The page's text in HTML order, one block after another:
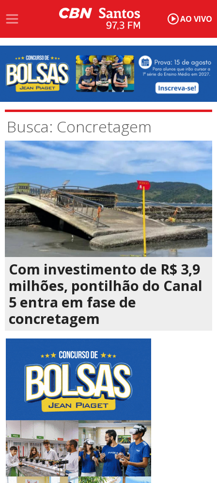
AO VIVO
Busca: Concretagem
Com investimento de R$ 3,9
milhões, pontilhão do Canal
5 entra em fase de
concretagem